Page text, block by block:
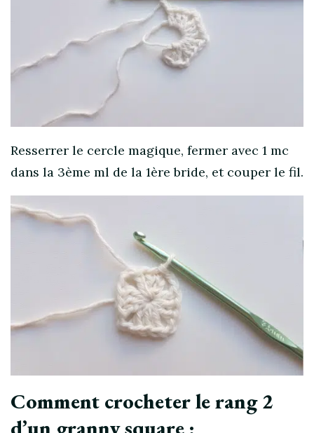
Resserrer le cercle magique, fermer avec 1 mc
dans la 3ème ml de la 1ère bride, et couper le fil.
Comment crocheter le rang 2